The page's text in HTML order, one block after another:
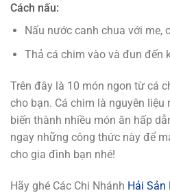
Cách nấu:
Nấu nước canh chua với me,
Thả cá chim vào và đun đến
Trên đây là 10 món ngon từ cá
cho bạn. Cá chim là nguyên liệu
biến thành nhiều món ăn hấp
ngay những công thức này để
cho gia đình bạn nhé!
Hãy ghé Các Chi Nhánh Hải Sản